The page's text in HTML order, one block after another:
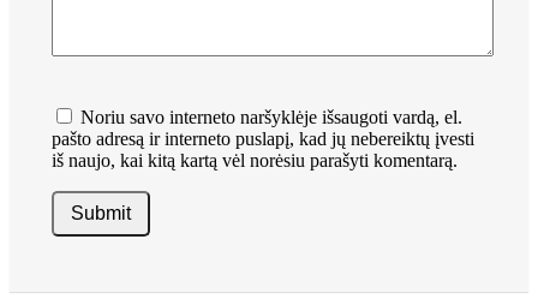
Noriu savo interneto naršyklėje išsaugoti vardą, el.
pašto adresą ir interneto puslapį, kad jų nebereiktų įvesti
iš naujo, kai kitą kartą vėl norėsiu parašyti komentarą.